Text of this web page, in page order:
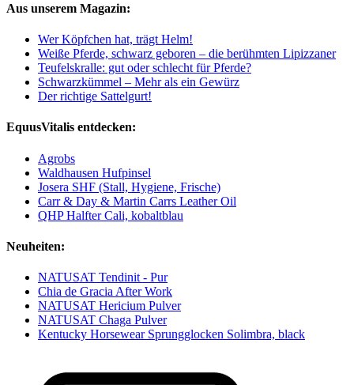
Aus unserem Magazin:
Wer Köpfchen hat, trägt Helm!
Weiße Pferde, schwarz geboren – die berühmten Lipizzaner
Teufelskralle: gut oder schlecht für Pferde?
Schwarzkümmel – Mehr als ein Gewürz
Der richtige Sattelgurt!
EquusVitalis entdecken:
Agrobs
Waldhausen Hufpinsel
Josera SHF (Stall, Hygiene, Frische)
Carr & Day & Martin Carrs Leather Oil
QHP Halfter Cali, kobaltblau
Neuheiten:
NATUSAT Tendinit - Pur
Chia de Gracia After Work
NATUSAT Hericium Pulver
NATUSAT Chaga Pulver
Kentucky Horsewear Sprungglocken Solimbra, black